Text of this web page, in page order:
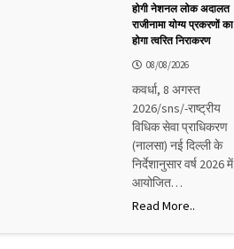
होगी नेशनल लोक अदालत
राजीनामा योग्य प्रकरणों का
होगा त्वरित निराकरण
08/08/2026
कवर्धा, 8 अगस्त
2026/sns/-राष्ट्रीय
विधिक सेवा प्राधिकरण
(नालसा) नई दिल्ली के
निर्देशानुसार वर्ष 2026 में
आयोजित…
Read More..